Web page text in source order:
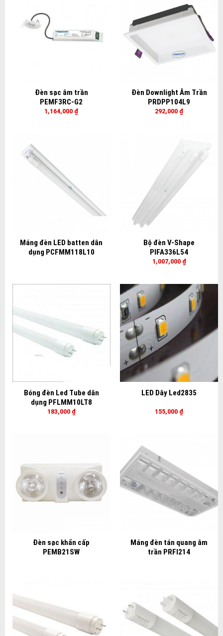
Đèn sạc âm trần
PEMF3RC-G2
1,164,000 ₫
Đèn Downlight Âm Trần
PRDPP104L9
292,000 ₫
Máng đèn LED batten dân
dụng PCFMM118L10
Bộ đèn V-Shape
PIFA336L54
1,007,000 ₫
Bóng đèn Led Tube dân
dụng PFLMM10LT8
183,000 ₫
LED Dây Led2835
155,000 ₫
Đèn sạc khẩn cấp
PEMB21SW
Máng đèn tán quang âm
trần PRFI214